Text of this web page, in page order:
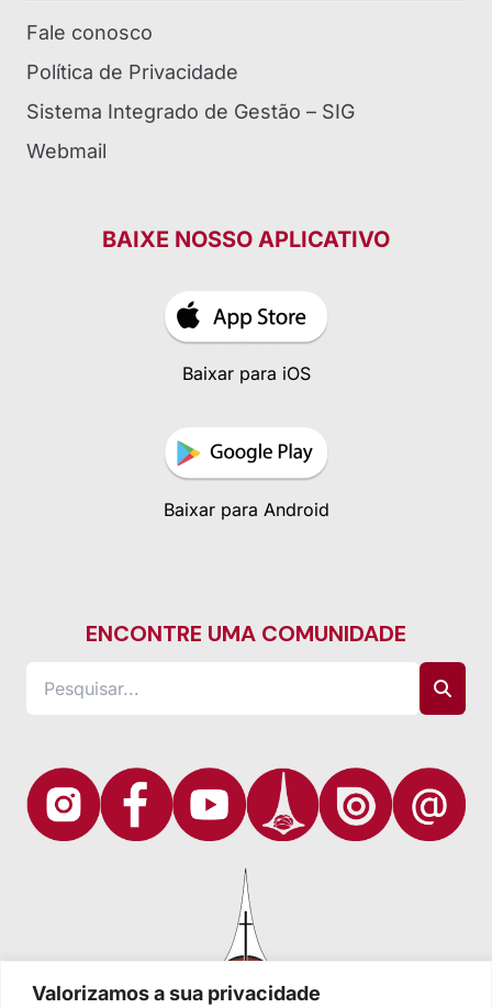
Valorizamos a sua privacidade
Fale conosco
Política de Privacidade
Sistema Integrado de Gestão – SIG
Webmail
BAIXE NOSSO APLICATIVO
Baixar para iOS
Baixar para Android
ENCONTRE UMA COMUNIDADE